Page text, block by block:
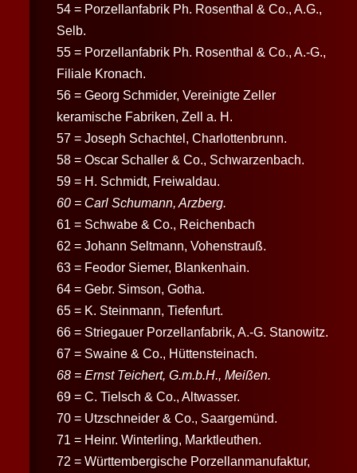
54 = Porzellanfabrik Ph. Rosenthal & Co., A.G.,
Selb.
55 = Porzellanfabrik Ph. Rosenthal & Co., A.-G.,
Filiale Kronach.
56 = Georg Schmider, Vereinigte Zeller
keramische Fabriken, Zell a. H.
57 = Joseph Schachtel, Charlottenbrunn.
58 = Oscar Schaller & Co., Schwarzenbach.
59 = H. Schmidt, Freiwaldau.
60 = Carl Schumann, Arzberg.
61 = Schwabe & Co., Reichenbach
62 = Johann Seltmann, Vohenstrauß.
63 = Feodor Siemer, Blankenhain.
64 = Gebr. Simson, Gotha.
65 = K. Steinmann, Tiefenfurt.
66 = Striegauer Porzellanfabrik, A.-G. Stanowitz.
67 = Swaine & Co., Hüttensteinach.
68 = Ernst Teichert, G.m.b.H., Meißen.
69 = C. Tielsch & Co., Altwasser.
70 = Utzschneider & Co., Saargemünd.
71 = Heinr. Winterling, Marktleuthen.
72 = Württembergische Porzellanmanufaktur,